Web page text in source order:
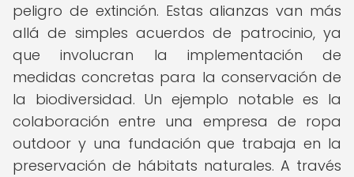
peligro de extinción. Estas alianzas van más
allá de simples acuerdos de patrocinio, ya
que involucran la implementación de
medidas concretas para la conservación de
la biodiversidad. Un ejemplo notable es la
colaboración entre una empresa de ropa
outdoor y una fundación que trabaja en la
preservación de hábitats naturales. A través